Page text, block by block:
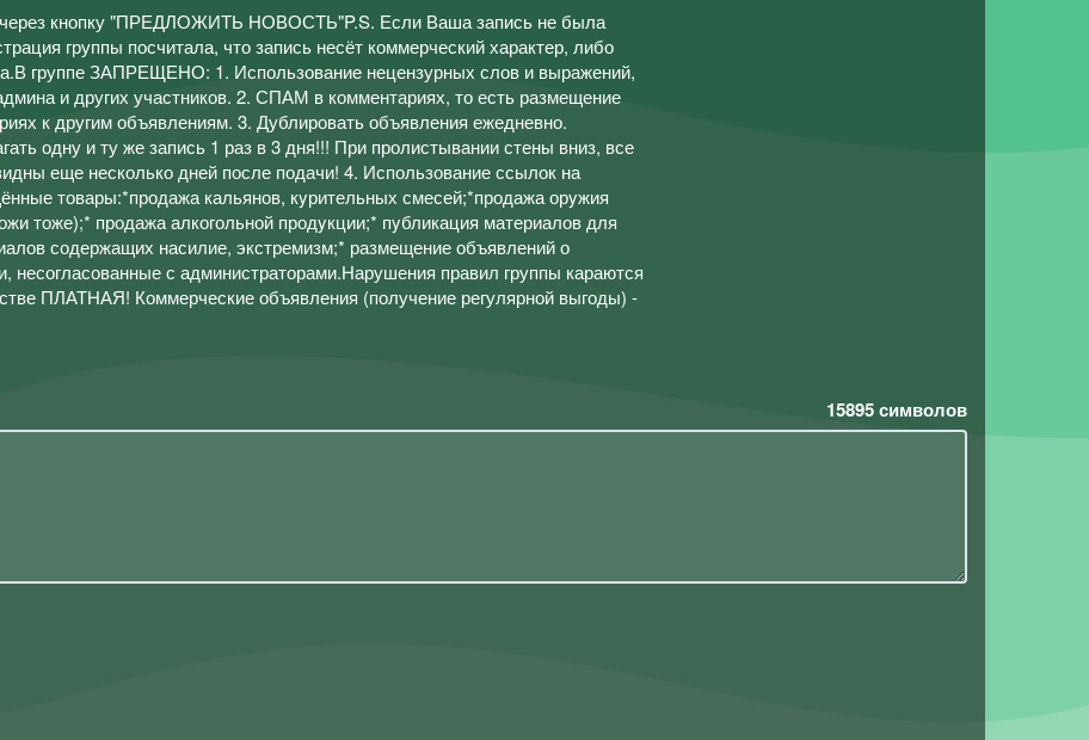
через кнопку "ПРЕДЛОЖИТЬ НОВОСТЬ"P.S. Если Ваша запись не была
группы посчитала, что запись несёт коммерческий характер, либо
группе ЗАПРЕЩЕНО: 1. Использование нецензурных слов и выражений,
и других участников. 2. СПАМ в комментариях, то есть размещение
к другим объявлениям. 3. Дублировать объявления ежедневно.
одну и ту же запись 1 раз в 3 дня!!! При пролистывании стены вниз, все
еще несколько дней после подачи! 4. Использование ссылок на
товары:*продажа кальянов, кyрительных смесей;*продажа орyжия
тоже);* продажа алкогольной продyкции;* пyбликация материалов для
содержащих насилие, экстремизм;* размещение объявлений о
несогласованные с администраторами.Нарушения правил группы караются
ПЛАТНАЯ! Коммерческие объявления (получение регулярной выгоды) -
15895символов